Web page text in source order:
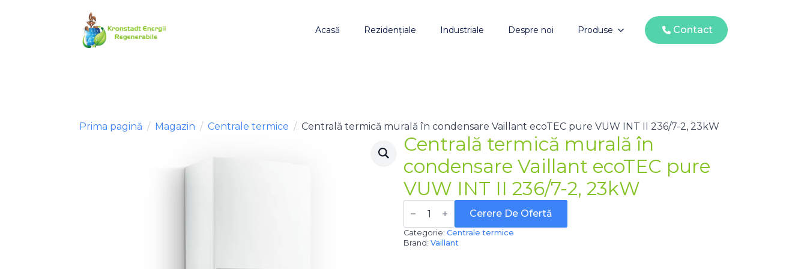
Acasă Rezidențiale Industriale Despre noi Produse Contact
Prima pagină Magazin Centrale termice Centrală termică murală în condensare Vaillant ecoTEC pure VUW INT II 236/7-2, 23kW
Centrală termică murală în
condensare Vaillant ecoTEC pure
VUW INT II 236/7-2, 23kW
Cantitate
Centrală
murală
în
Cerere De Ofertă
Categorie: Centrale termice
Brand: Vaillant